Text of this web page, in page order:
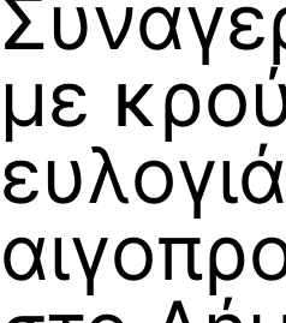
με